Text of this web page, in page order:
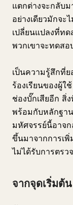
แตกต่างจะกลับ
อย่างเดียวมักจะ
เปลี่ยนแปลงที่ท
พวกเขาจะทดสอ
เป็นความรู้สึกที่ย
ร้องเรียนของผู้
ช่องบั๊กเสียอีก สิ่
พร้อมกับหลักฐา
มหัศจรรย์นี้อาจก
ขึ้นมาจากการเพิ่
ไม่ได้รับการตรว
จากจุดเริ่มต้น